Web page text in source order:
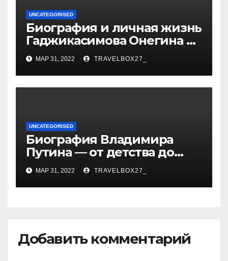
UNCATEGORISED
Биография и личная жизнь
Гаджикасимова Онегина —
информация о жене и
детях
МАР 31, 2022 TRAVELBOX27_
UNCATEGORISED
Биография Владимира
Путина — от детства до
президентства
МАР 31, 2022 TRAVELBOX27_
Добавить комментарий